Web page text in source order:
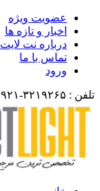
عضویت ویژه
اخبار و تازه ها
درباره نت لایت
تماس با ما
ورود
تلفن : ۳۲۱۹۲۶۵-۰۹۲۱